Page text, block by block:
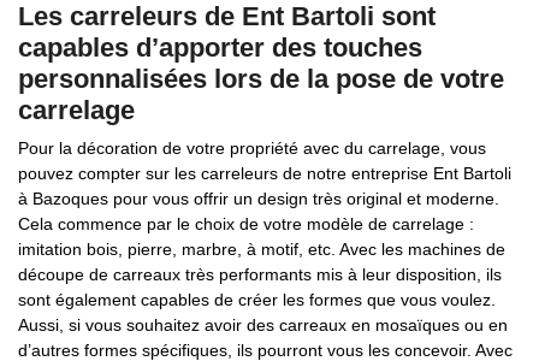
Les carreleurs de Ent Bartoli sont
capables d’apporter des touches
personnalisées lors de la pose de votre
carrelage
Pour la décoration de votre propriété avec du carrelage, vous
pouvez compter sur les carreleurs de notre entreprise Ent Bartoli
à Bazoques pour vous offrir un design très original et moderne.
Cela commence par le choix de votre modèle de carrelage :
imitation bois, pierre, marbre, à motif, etc. Avec les machines de
découpe de carreaux très performants mis à leur disposition, ils
sont également capables de créer les formes que vous voulez.
Aussi, si vous souhaitez avoir des carreaux en mosaïques ou en
d’autres formes spécifiques, ils pourront vous les concevoir. Avec